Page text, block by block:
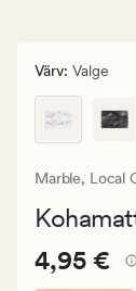
Värv: Valge
Marble, Local
Pris_ee
4,95
Pris_ee
4,95 €